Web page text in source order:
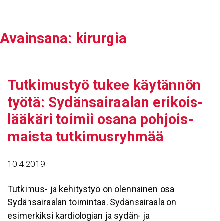
Avain­sana: kirurgia
Tutki­mustyö tukee käytännön
työtä: Sydän­sai­raalan erikois­
lää­käri toimii osana pohjois­
maista tutki­mus­ryhmää
10.4.2019
Tutkimus- ja kehitystyö on olennainen osa
Sydänsairaalan toimintaa. Sydänsairaala on
esimerkiksi kardiologian ja sydän- ja